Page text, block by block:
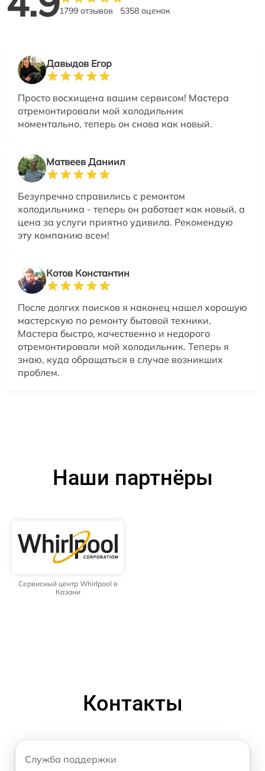
1799 отзывов 5358 оценок
Давыдов Егор
Просто восхищена вашим сервисом! Мастера
отремонтировали мой холодильник
моментально, теперь он снова как новый.
Матвеев Даниил
Безупречно справились с ремонтом
холодильника - теперь он работает как новый, а
цена за услуги приятно удивила. Рекомендую
эту компанию всем!
Котов Константин
После долгих поисков я наконец нашел хорошую
мастерскую по ремонту бытовой техники.
Мастера быстро, качественно и недорого
отремонтировали мой холодильник. Теперь я
знаю, куда обращаться в случае возникших
проблем.
Наши партнёры
Сервисный центр Whirlpool в
Казани
Контакты
Служба поддержки